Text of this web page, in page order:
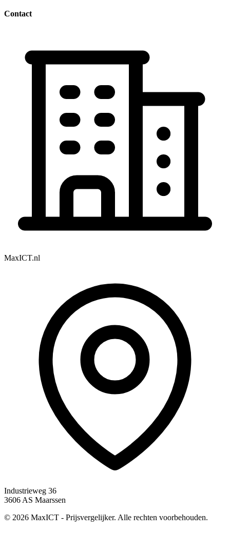
Contact
MaxICT.nl
Industrieweg 36
3606 AS Maarssen
© 2026 MaxICT - Prijsvergelijker. Alle rechten voorbehouden.